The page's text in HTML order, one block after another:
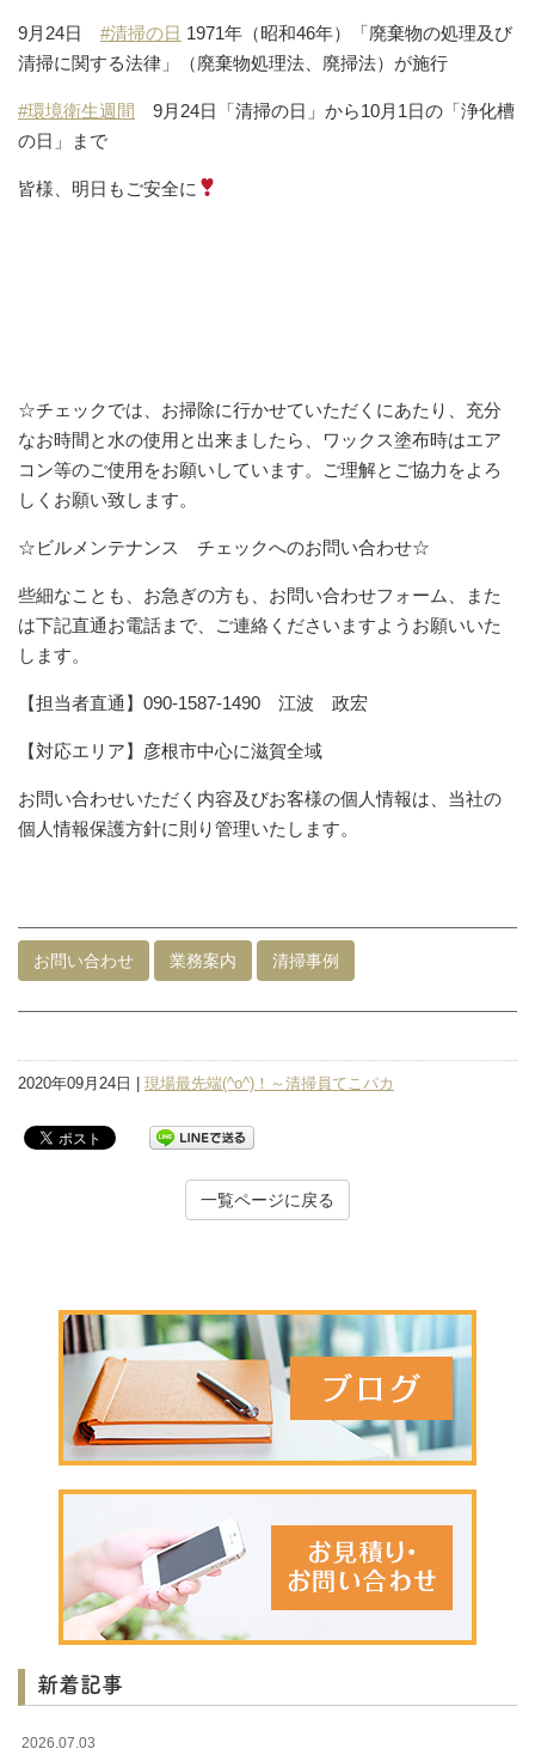
9月24日 #清掃の日 1971年（昭和46年）「廃棄物の処理及び
清掃に関する法律」（廃棄物処理法、廃掃法）が施行
#環境衛生週間 9月24日「清掃の日」から10月1日の「浄化槽
の日」まで
皆様、明日もご安全に
☆チェックでは、お掃除に行かせていただくにあたり、充分
なお時間と水の使用と出来ましたら、ワックス塗布時はエア
コン等のご使用をお願いしています。ご理解とご協力をよろ
しくお願い致します。
☆ビルメンテナンス チェックへのお問い合わせ☆
些細なことも、お急ぎの方も、お問い合わせフォーム、また
は下記直通お電話まで、ご連絡くださいますようお願いいた
します。
【担当者直通】090-1587-1490 江波 政宏
【対応エリア】彦根市中心に滋賀全域
お問い合わせいただく内容及びお客様の個人情報は、当社の
個人情報保護方針に則り管理いたします。
お問い合わせ 業務案内 清掃事例
2020年09月24日 | 現場最先端(^o^)！～清掃員てこパカ
一覧ページに戻る
新着記事
2026.07.03